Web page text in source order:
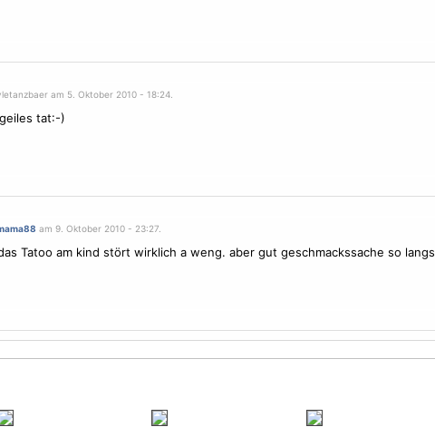
am 5. Oktober 2010 - 18:24.
tat:-)
am 9. Oktober 2010 - 23:27.
Tatoo am kind stört wirklich a weng. aber gut geschmackssache so langs